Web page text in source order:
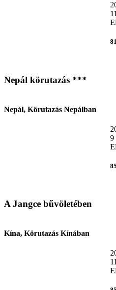
Nepál körutazás ***
Nepál, Körutazás Nepálban
9
A Jangce bűvöletében
Kína, Körutazás Kínában